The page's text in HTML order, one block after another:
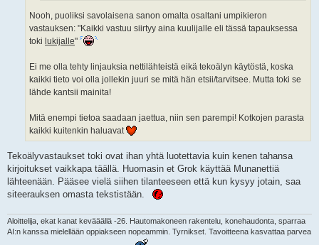
Nooh, puoliksi savolaisena sanon omalta osaltani umpikieron
vastauksen: "Kaikki vastuu siirtyy aina kuulijalle eli tässä tapauksessa
toki lukijalle"
Ei me olla tehty linjauksia nettilähteistä eikä tekoälyn käytöstä, koska
kaikki tieto voi olla jollekin juuri se mitä hän etsii/tarvitsee. Mutta toki se
lähde kantsii mainita!
Mitä enempi tietoa saadaan jaettua, niin sen parempi! Kotkojen parasta
kaikki kuitenkin haluavat
Tekoälyvastaukset toki ovat ihan yhtä luotettavia kuin kenen tahansa
kirjoitukset vaikkapa täällä. Huomasin et Grok käyttää Munanettiä
lähteenään. Pääsee vielä siihen tilanteeseen että kun kysyy jotain, saa
siteerauksen omasta tekstistään.
Aloittelija, ekat kanat kevääällä -26. Hautomakoneen rakentelu, konehaudonta, sparraa
AI:n kanssa mielellään oppiakseen nopeammin. Tyrnikset. Tavoitteena kasvattaa parvea